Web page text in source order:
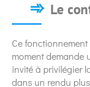
Le
Ce
moment demande
invité à privilégier
dans un rendu